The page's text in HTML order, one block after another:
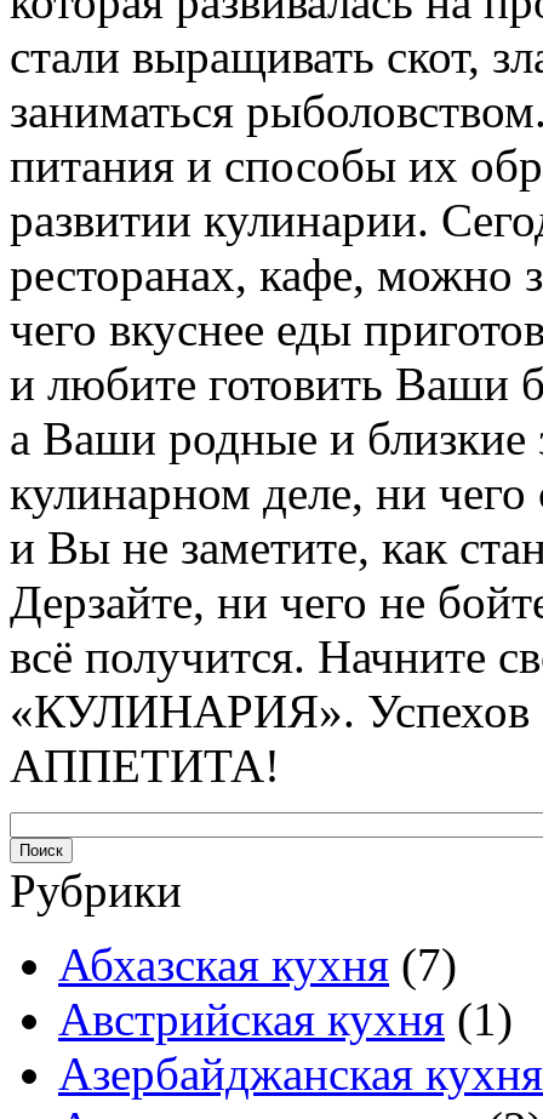
стали выращивать скот,
заниматься
питания и способы их
развитии кулинарии.
ресторанах, кафе, можно
чего вкуснее еды
и любите готовить Ваши
а Ваши родные и близкие
кулинарном деле, ни
и Вы не заметите, как
Дерзайте, ни чего не
всё получится. Начните
«КУЛИНАРИЯ».
АППЕТИТА!
Рубрики
Абхазская кухня (7)
Австрийская кухня (1)
Азербайджанская кухня